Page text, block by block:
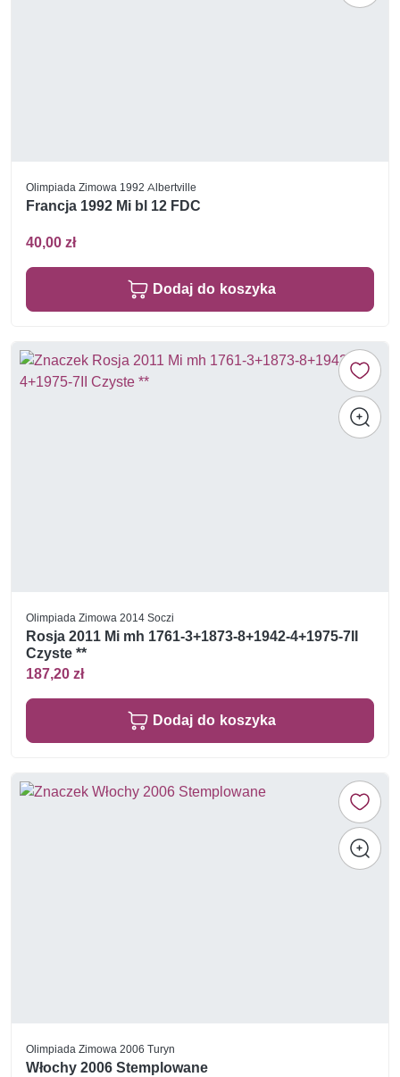
Olimpiada Zimowa 1992 Albertville
Francja 1992 Mi bl 12 FDC
40,00 zł
Dodaj do koszyka
Olimpiada Zimowa 2014 Soczi
Rosja 2011 Mi mh 1761-3+1873-8+1942-4+1975-7II
Czyste **
187,20 zł
Dodaj do koszyka
Olimpiada Zimowa 2006 Turyn
Włochy 2006 Stemplowane